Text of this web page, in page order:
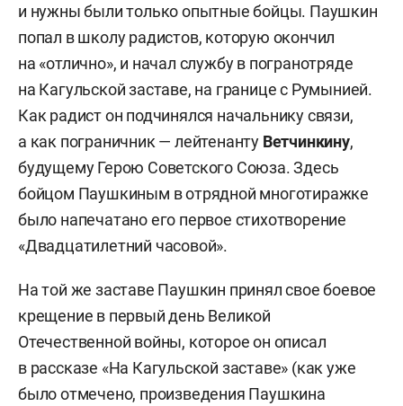
и нужны были только опытные бойцы. Паушкин
попал в школу радистов, которую окончил
на «отлично», и начал службу в погранотряде
на Кагульской заставе, на границе с Румынией.
Как радист он подчинялся начальнику связи,
а как пограничник — лейтенанту Ветчинкину,
будущему Герою Советского Союза. Здесь
бойцом Паушкиным в отрядной многотиражке
было напечатано его первое стихотворение
«Двадцатилетний часовой».
На той же заставе Паушкин принял свое боевое
крещение в первый день Великой
Отечественной войны, которое он описал
в рассказе «На Кагульской заставе» (как уже
было отмечено, произведения Паушкина